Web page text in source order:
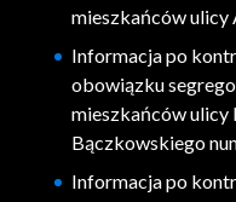
mieszkańców
Informacja po
obowiązku
mieszkańców ulicy
Bączkowskiego
Informacja po